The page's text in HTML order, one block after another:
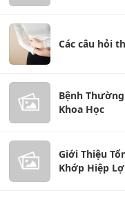
Các câu hỏi
Bệnh
Khoa Học
Giới Thiệu
Khớp Hiệp